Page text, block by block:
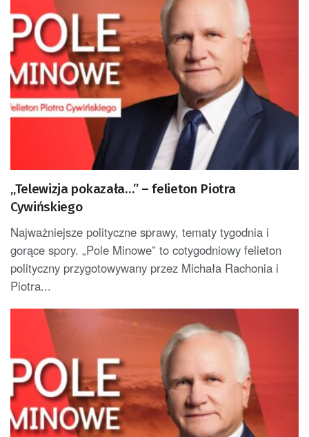
„Telewizja pokazała…” – felieton Piotra
Cywińskiego
Najważniejsze polityczne sprawy, tematy tygodnia i
gorące spory. „Pole Minowe” to cotygodniowy felieton
polityczny przygotowywany przez Michała Rachonia i
Piotra...